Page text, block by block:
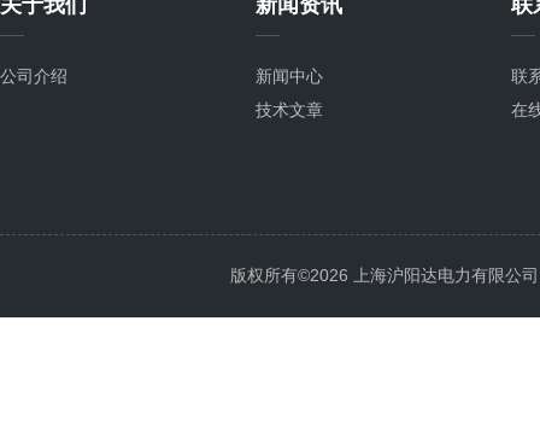
关于我们
公司介绍
新闻资讯
新闻中心
技术文章
联
联
在
版权所有©2026 上海沪阳达电力有限公